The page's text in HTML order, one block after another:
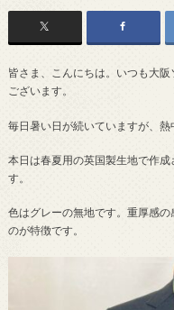
皆さま、こんにちは。いつも大
ございます。
毎日暑い日が続いていますが、熱
本日は春夏用の英国製生地で作
す。
色はグレーの無地です。重厚感
のが特徴です。